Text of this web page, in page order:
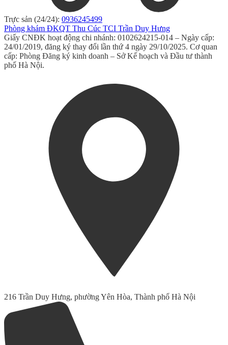
Trực sản (24/24): 0936245499
Phòng khám ĐKQT Thu Cúc TCI Trần Duy Hưng
Giấy CNĐK hoạt động chi nhánh: 0102624215-014 – Ngày cấp:
24/01/2019, đăng ký thay đổi lần thứ 4 ngày 29/10/2025. Cơ quan
cấp: Phòng Đăng ký kinh doanh – Sở Kế hoạch và Đầu tư thành
phố Hà Nội.
216 Trần Duy Hưng, phường Yên Hòa, Thành phố Hà Nội